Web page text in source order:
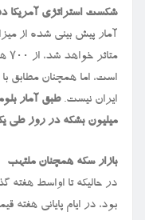
شکست استراتژی آمریکا
آمار پیش بینی شده از
است، اما همچنان مطابق
ایران نیست.
میلیون بشکه در روز
بازار سکه همچنان ملتهب
در حالیکه تا اواسط هفته
بود، در ایام پایانی